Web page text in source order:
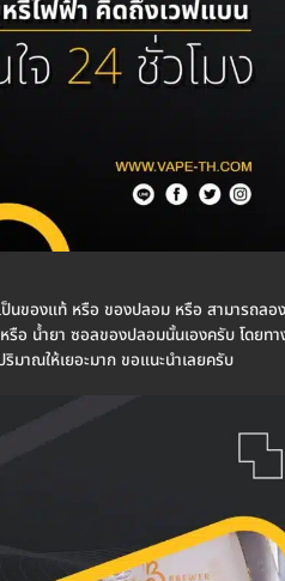
ป็นของแท้ หรือ ของปลอม หรือ สามารถลอง
รือ น้ำยา ซอลของปลอมนั้นเองครับ โดยทา
มาณให้เยอะมาก ขอแนะนำเลยครับ